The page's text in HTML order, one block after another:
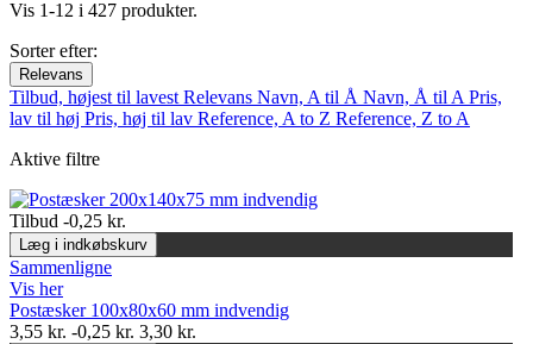
Vis 1-12 i 427 produkter.
Sorter efter:
Relevans
Tilbud, højest til lavest Relevans Navn, A til Å Navn, Å til A Pris,
lav til høj Pris, høj til lav Reference, A to Z Reference, Z to A
Aktive filtre
Tilbud -0,25 kr.
Læg i indkøbskurv
Sammenligne
Vis her
Postæsker 100x80x60 mm indvendig
3,55 kr. -0,25 kr. 3,30 kr.